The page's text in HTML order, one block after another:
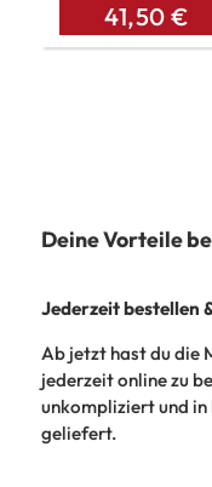
41,50€
Deine Vorteile
Jederzeit bestellen
Ab jetzt hast du die
jederzeit online zu
unkompliziert und in
geliefert.